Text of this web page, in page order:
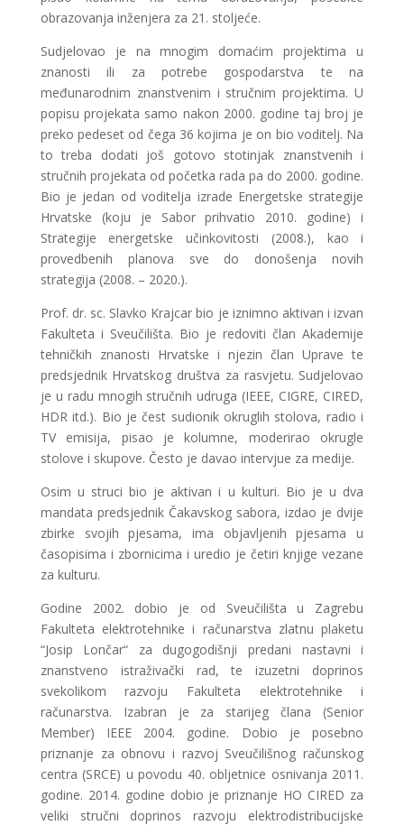
obrazovanja inženjera za 21. stoljeće.
Sudjelovao je na mnogim domaćim projektima u
znanosti ili za potrebe gospodarstva te na
međunarodnim znanstvenim i stručnim projektima. U
popisu projekata samo nakon 2000. godine taj broj je
preko pedeset od čega 36 kojima je on bio voditelj. Na
to treba dodati još gotovo stotinjak znanstvenih i
stručnih projekata od početka rada pa do 2000. godine.
Bio je jedan od voditelja izrade Energetske strategije
Hrvatske (koju je Sabor prihvatio 2010. godine) i
Strategije energetske učinkovitosti (2008.), kao i
provedbenih planova sve do donošenja novih
strategija (2008. – 2020.).
Prof. dr. sc. Slavko Krajcar bio je iznimno aktivan i izvan
Fakulteta i Sveučilišta. Bio je redoviti član Akademije
tehničkih znanosti Hrvatske i njezin član Uprave te
predsjednik Hrvatskog društva za rasvjetu. Sudjelovao
je u radu mnogih stručnih udruga (IEEE, CIGRE, CIRED,
HDR itd.). Bio je čest sudionik okruglih stolova, radio i
TV emisija, pisao je kolumne, moderirao okrugle
stolove i skupove. Često je davao intervjue za medije.
Osim u struci bio je aktivan i u kulturi. Bio je u dva
mandata predsjednik Čakavskog sabora, izdao je dvije
zbirke svojih pjesama, ima objavljenih pjesama u
časopisima i zbornicima i uredio je četiri knjige vezane
za kulturu.
Godine 2002. dobio je od Sveučilišta u Zagrebu
Fakulteta elektrotehnike i računarstva zlatnu plaketu
“Josip Lončar“ za dugogodišnji predani nastavni i
znanstveno istraživački rad, te izuzetni doprinos
svekolikom razvoju Fakulteta elektrotehnike i
računarstva. Izabran je za starijeg člana (Senior
Member) IEEE 2004. godine. Dobio je posebno
priznanje za obnovu i razvoj Sveučilišnog računskog
centra (SRCE) u povodu 40. obljetnice osnivanja 2011.
godine. 2014. godine dobio je priznanje HO CIRED za
veliki stručni doprinos razvoju elektrodistribucijske